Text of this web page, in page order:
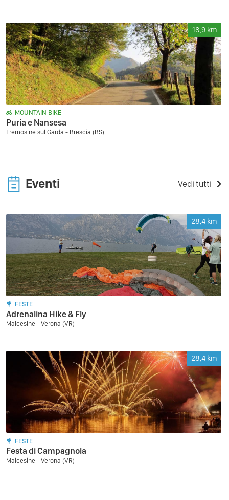
18,9 km
MOUNTAIN BIKE
Puria e Nansesa
Tremosine sul Garda - Brescia (BS)
Eventi Vedi tutti
28,4 km
FESTE
Adrenalina Hike & Fly
Malcesine - Verona (VR)
28,4 km
FESTE
Festa di Campagnola
Malcesine - Verona (VR)